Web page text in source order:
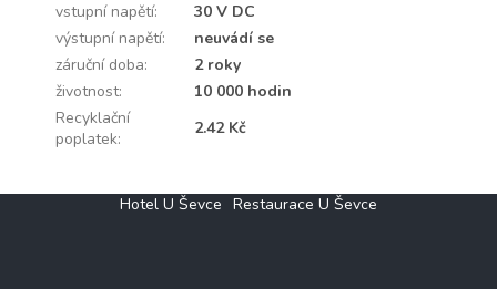
vstupní napětí:
30 V DC
výstupní napětí:
neuvádí se
záruční doba:
2 roky
životnost:
10 000 hodin
Recyklační
poplatek:
2.42 Kč
Hotel U Ševce Restaurace U Ševce